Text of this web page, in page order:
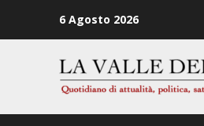
6 Agosto 2026